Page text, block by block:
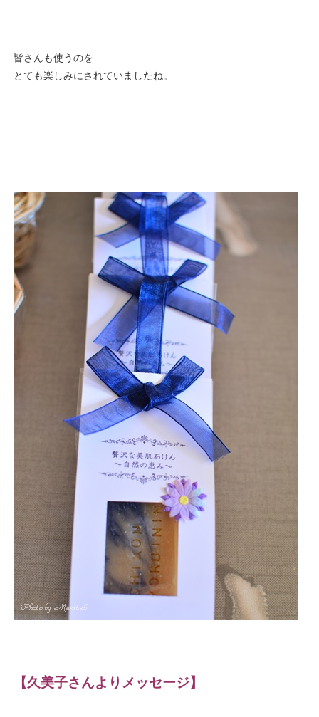
皆さんも使うのを
とても楽しみにされていましたね。
【久美子さんよりメッセージ】